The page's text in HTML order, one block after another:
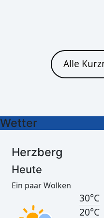
Alle
Wetter
Leichter Regen
30°C
Herzberg
Heute
Ein paar Wolken
30°C
20°C